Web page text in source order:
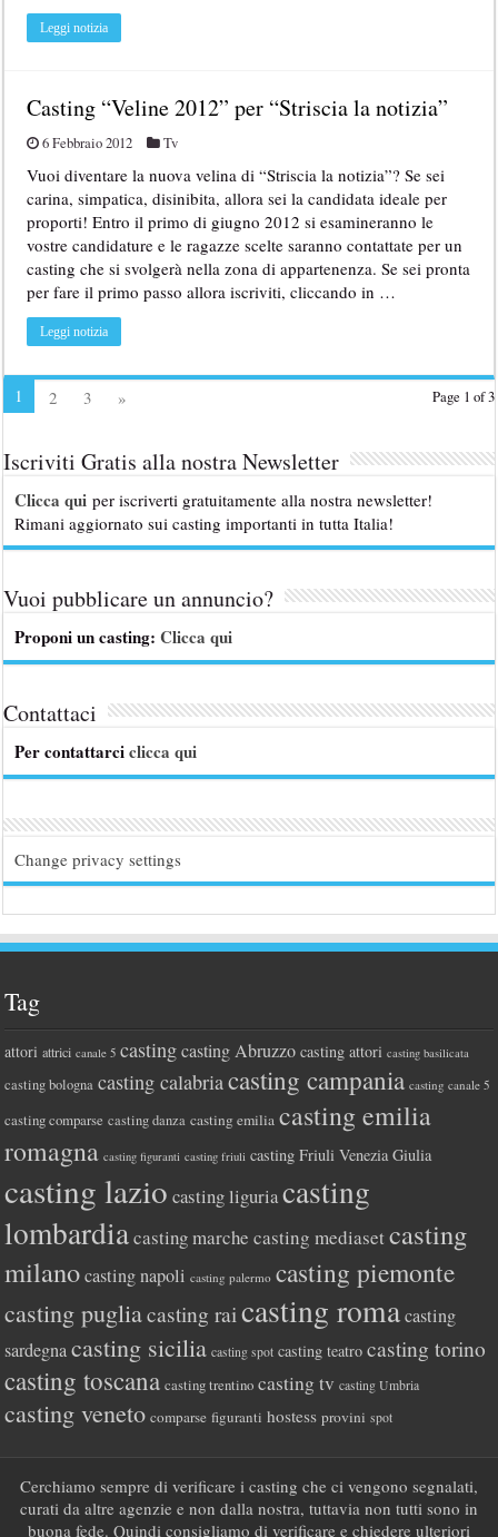
Leggi notizia
Casting “Veline 2012” per “Striscia la notizia”
6 Febbraio 2012 Tv
Vuoi diventare la nuova velina di “Striscia la notizia”? Se sei
carina, simpatica, disinibita, allora sei la candidata ideale per
proporti! Entro il primo di giugno 2012 si esamineranno le
vostre candidature e le ragazze scelte saranno contattate per un
casting che si svolgerà nella zona di appartenenza. Se sei pronta
per fare il primo passo allora iscriviti, cliccando in …
Leggi notizia
Page 1 of 3
1 2 3 »
Iscriviti Gratis alla nostra Newsletter
Clicca qui per iscriverti gratuitamente alla nostra newsletter!
Rimani aggiornato sui casting importanti in tutta Italia!
Vuoi pubblicare un annuncio?
Proponi un casting:Clicca qui
Contattaci
Per contattarciclicca qui
Change privacy settings
Tag
attori attrici canale 5 casting casting Abruzzo casting attori casting basilicata
casting bologna casting calabriacasting campania casting canale 5
casting comparse casting danza casting emilia casting emilia
romagna casting figuranti casting friuli casting Friuli Venezia Giulia
casting lazio casting liguriacasting
lombardiacasting marche casting mediasetcasting
milano casting napoli casting palermo casting piemonte
casting pugliacasting rai casting roma casting
sardegna casting sicilia casting spot casting teatro casting torino
casting toscana casting trentino casting tv casting Umbria
casting veneto comparse figuranti hostess provini spot
Cerchiamo sempre di verificare i casting che ci vengono segnalati,
curati da altre agenzie e non dalla nostra, tuttavia non tutti sono in
buona fede. Quindi consigliamo di verificare e chiedere ulteriori